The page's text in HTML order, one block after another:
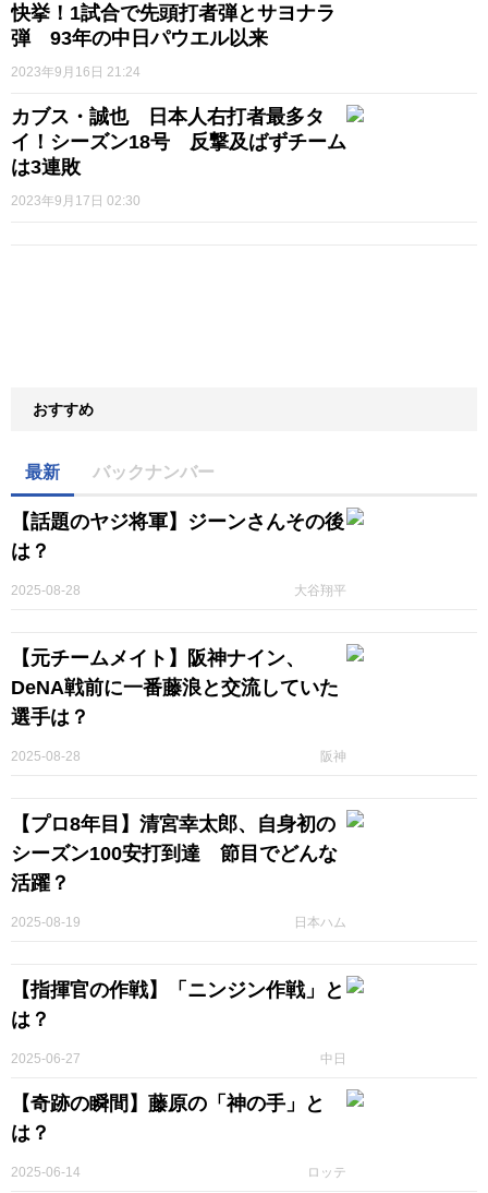
快挙！1試合で先頭打者弾とサヨナラ
弾 93年の中日パウエル以来
2023年9月16日 21:24
カブス・誠也 日本人右打者最多タ
イ！シーズン18号 反撃及ばずチーム
は3連敗
2023年9月17日 02:30
おすすめ
最新 バックナンバー
【話題のヤジ将軍】ジーンさんその後
は？
大谷翔平
2025-08-28
【元チームメイト】阪神ナイン、
DeNA戦前に一番藤浪と交流していた
選手は？
阪神
2025-08-28
【プロ8年目】清宮幸太郎、自身初の
シーズン100安打到達 節目でどんな
活躍？
日本ハム
2025-08-19
【指揮官の作戦】「ニンジン作戦」と
は？
中日
2025-06-27
【奇跡の瞬間】藤原の「神の手」と
は？
ロッテ
2025-06-14